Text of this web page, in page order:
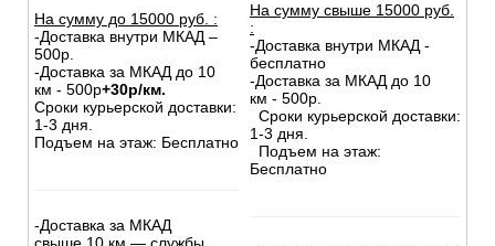
На сумму до 15000 руб. :
-Доставка внутри МКАД –
500р.
-Доставка за МКАД до 10
км - 500р+30р/км.
Сроки курьерской доставки:
1-3 дня.
Подъем на этаж: Бесплатно
-Доставка за МКАД
На сумму свыше 15000 руб.
:
-Доставка внутри МКАД -
бесплатно
-Доставка за МКАД до 10
км - 500р.
Сроки курьерской доставки:
1-3 дня.
Подъем на этаж:
Бесплатно